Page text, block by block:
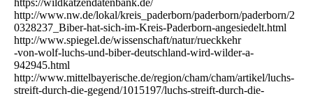
https://wildkatzendatenbank.de/
http://www.nw.de/lokal/kreis_paderborn/paderborn/paderborn/2
0328237_Biber-hat-sich-im-Kreis-Paderborn-angesiedelt.html
http://www.spiegel.de/wissenschaft/natur/rueckkehr
-von-wolf-luchs-und-biber-deutschland-wird-wilder-a-
942945.html
http://www.mittelbayerische.de/region/cham/cham/artikel/luchs-
streift-durch-die-gegend/1015197/luchs-streift-durch-die-